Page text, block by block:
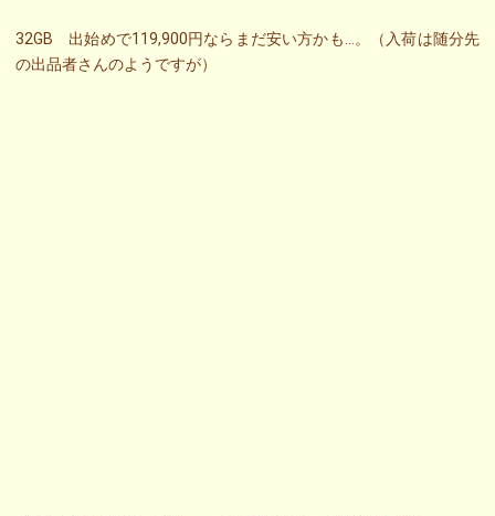
32GB 出始めで119,900円ならまだ安い方かも…。（入荷は随分先
の出品者さんのようですが）